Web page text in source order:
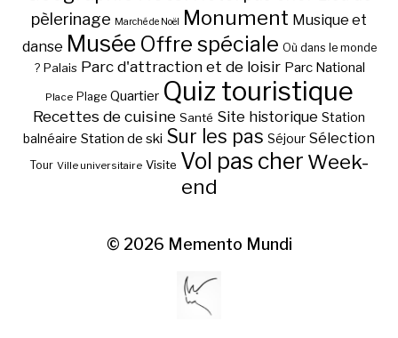
pèlerinage Marché de Noël Monument Musique et
danse Musée Offre spéciale Où dans le monde
? Palais Parc d'attraction et de loisir Parc National
Place Plage Quartier Quiz touristique
Recettes de cuisine Santé Site historique Station
balnéaire Station de ski Sur les pas Séjour Sélection
Tour Ville universitaire Visite Vol pas cher Week-
end
© 2026 Memento Mundi